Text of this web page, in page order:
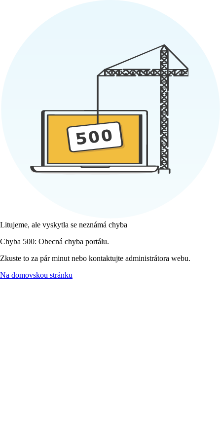
Litujeme, ale vyskytla se neznámá chyba
Chyba 500: Obecná chyba portálu.
Zkuste to za pár minut nebo kontaktujte administrátora webu.
Na domovskou stránku